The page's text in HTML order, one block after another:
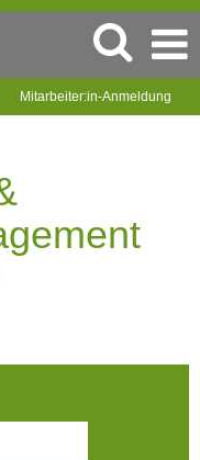
Mitarbeiter:in-Anmeldung